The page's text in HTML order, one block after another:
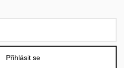
Přihlásit se